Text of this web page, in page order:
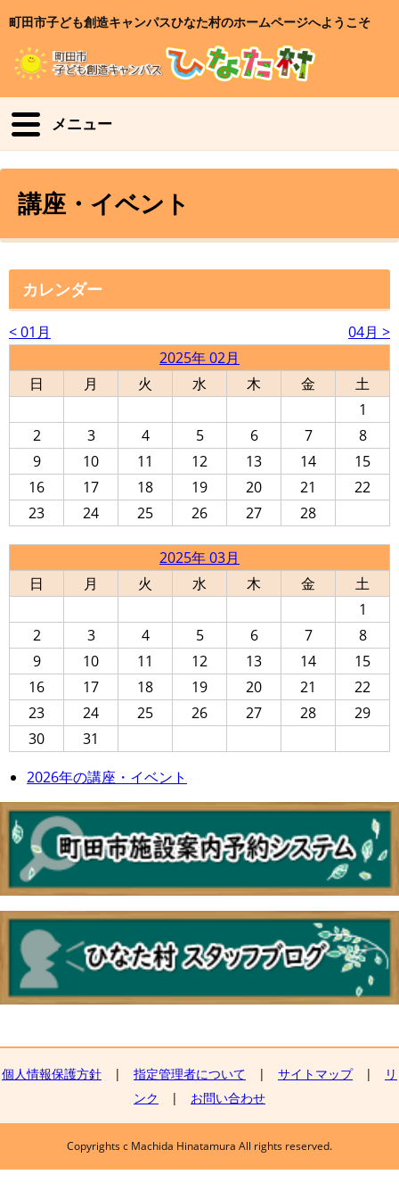
町田市子ども創造キャンパスひなた村のホームページへようこそ
メニュー
講座・イベント
カレンダー
< 01月
04月 >
2025年 02月
日
月 火 水 木 金
土
1
2
3 4 5 6 7
8
9
10 11 12 13 14
15
16
17 18 19 20 21
22
23
24 25 26 27 28
2025年 03月
日
月 火 水 木 金
土
1
2
3 4 5 6 7
8
9
10 11 12 13 14
15
16
17 18 19 20 21
22
23
24 25 26 27 28
29
30
31
2026年の講座・イベント
個人情報保護方針 | 指定管理者について | サイトマップ|
リ
ンク
| お問い合わせ
Copyrights c Machida Hinatamura All rights reserved.